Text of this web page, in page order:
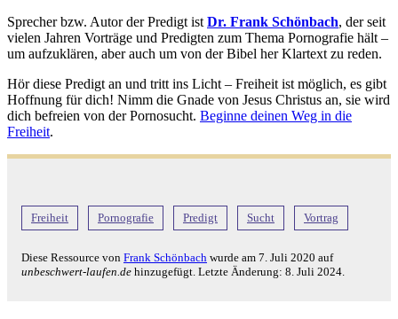
Sprecher bzw. Autor der Predigt ist Dr. Frank Schönbach, der seit
vielen Jahren Vorträge und Predigten zum Thema Pornografie hält –
um aufzuklären, aber auch um von der Bibel her Klartext zu reden.
Hör diese Predigt an und tritt ins Licht – Freiheit ist möglich, es gibt
Hoffnung für dich! Nimm die Gnade von Jesus Christus an, sie wird
dich befreien von der Pornosucht. Beginne deinen Weg in die
Freiheit.
Freiheit Pornografie Predigt Sucht Vortrag
Diese Ressource von Frank Schönbach wurde am 7. Juli 2020 auf
unbeschwert-laufen.de hinzugefügt. Letzte Änderung: 8. Juli 2024